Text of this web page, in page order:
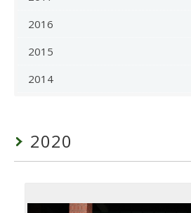
2016
2015
2014
2020